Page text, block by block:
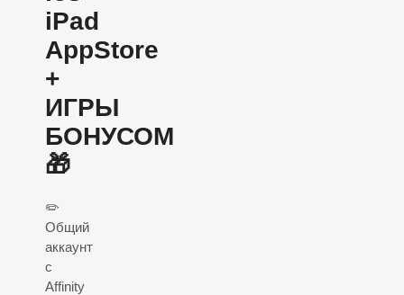
iPad
AppStore
+
ИГРЫ
БОНУСОМ
🎁
✏️
Общий
аккаунт
с
Affinity